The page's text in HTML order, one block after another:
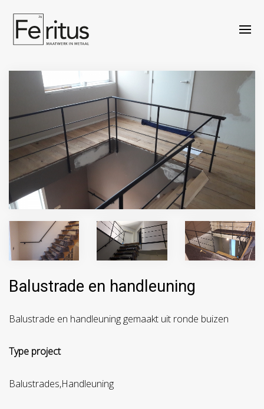
Balustrade en handleuning
Balustrade en handleuning gemaakt uit ronde buizen
Type project
Balustrades,Handleuning